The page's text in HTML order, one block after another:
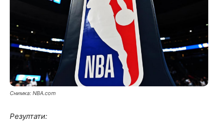
Снимка: NBA.com
Резултати: